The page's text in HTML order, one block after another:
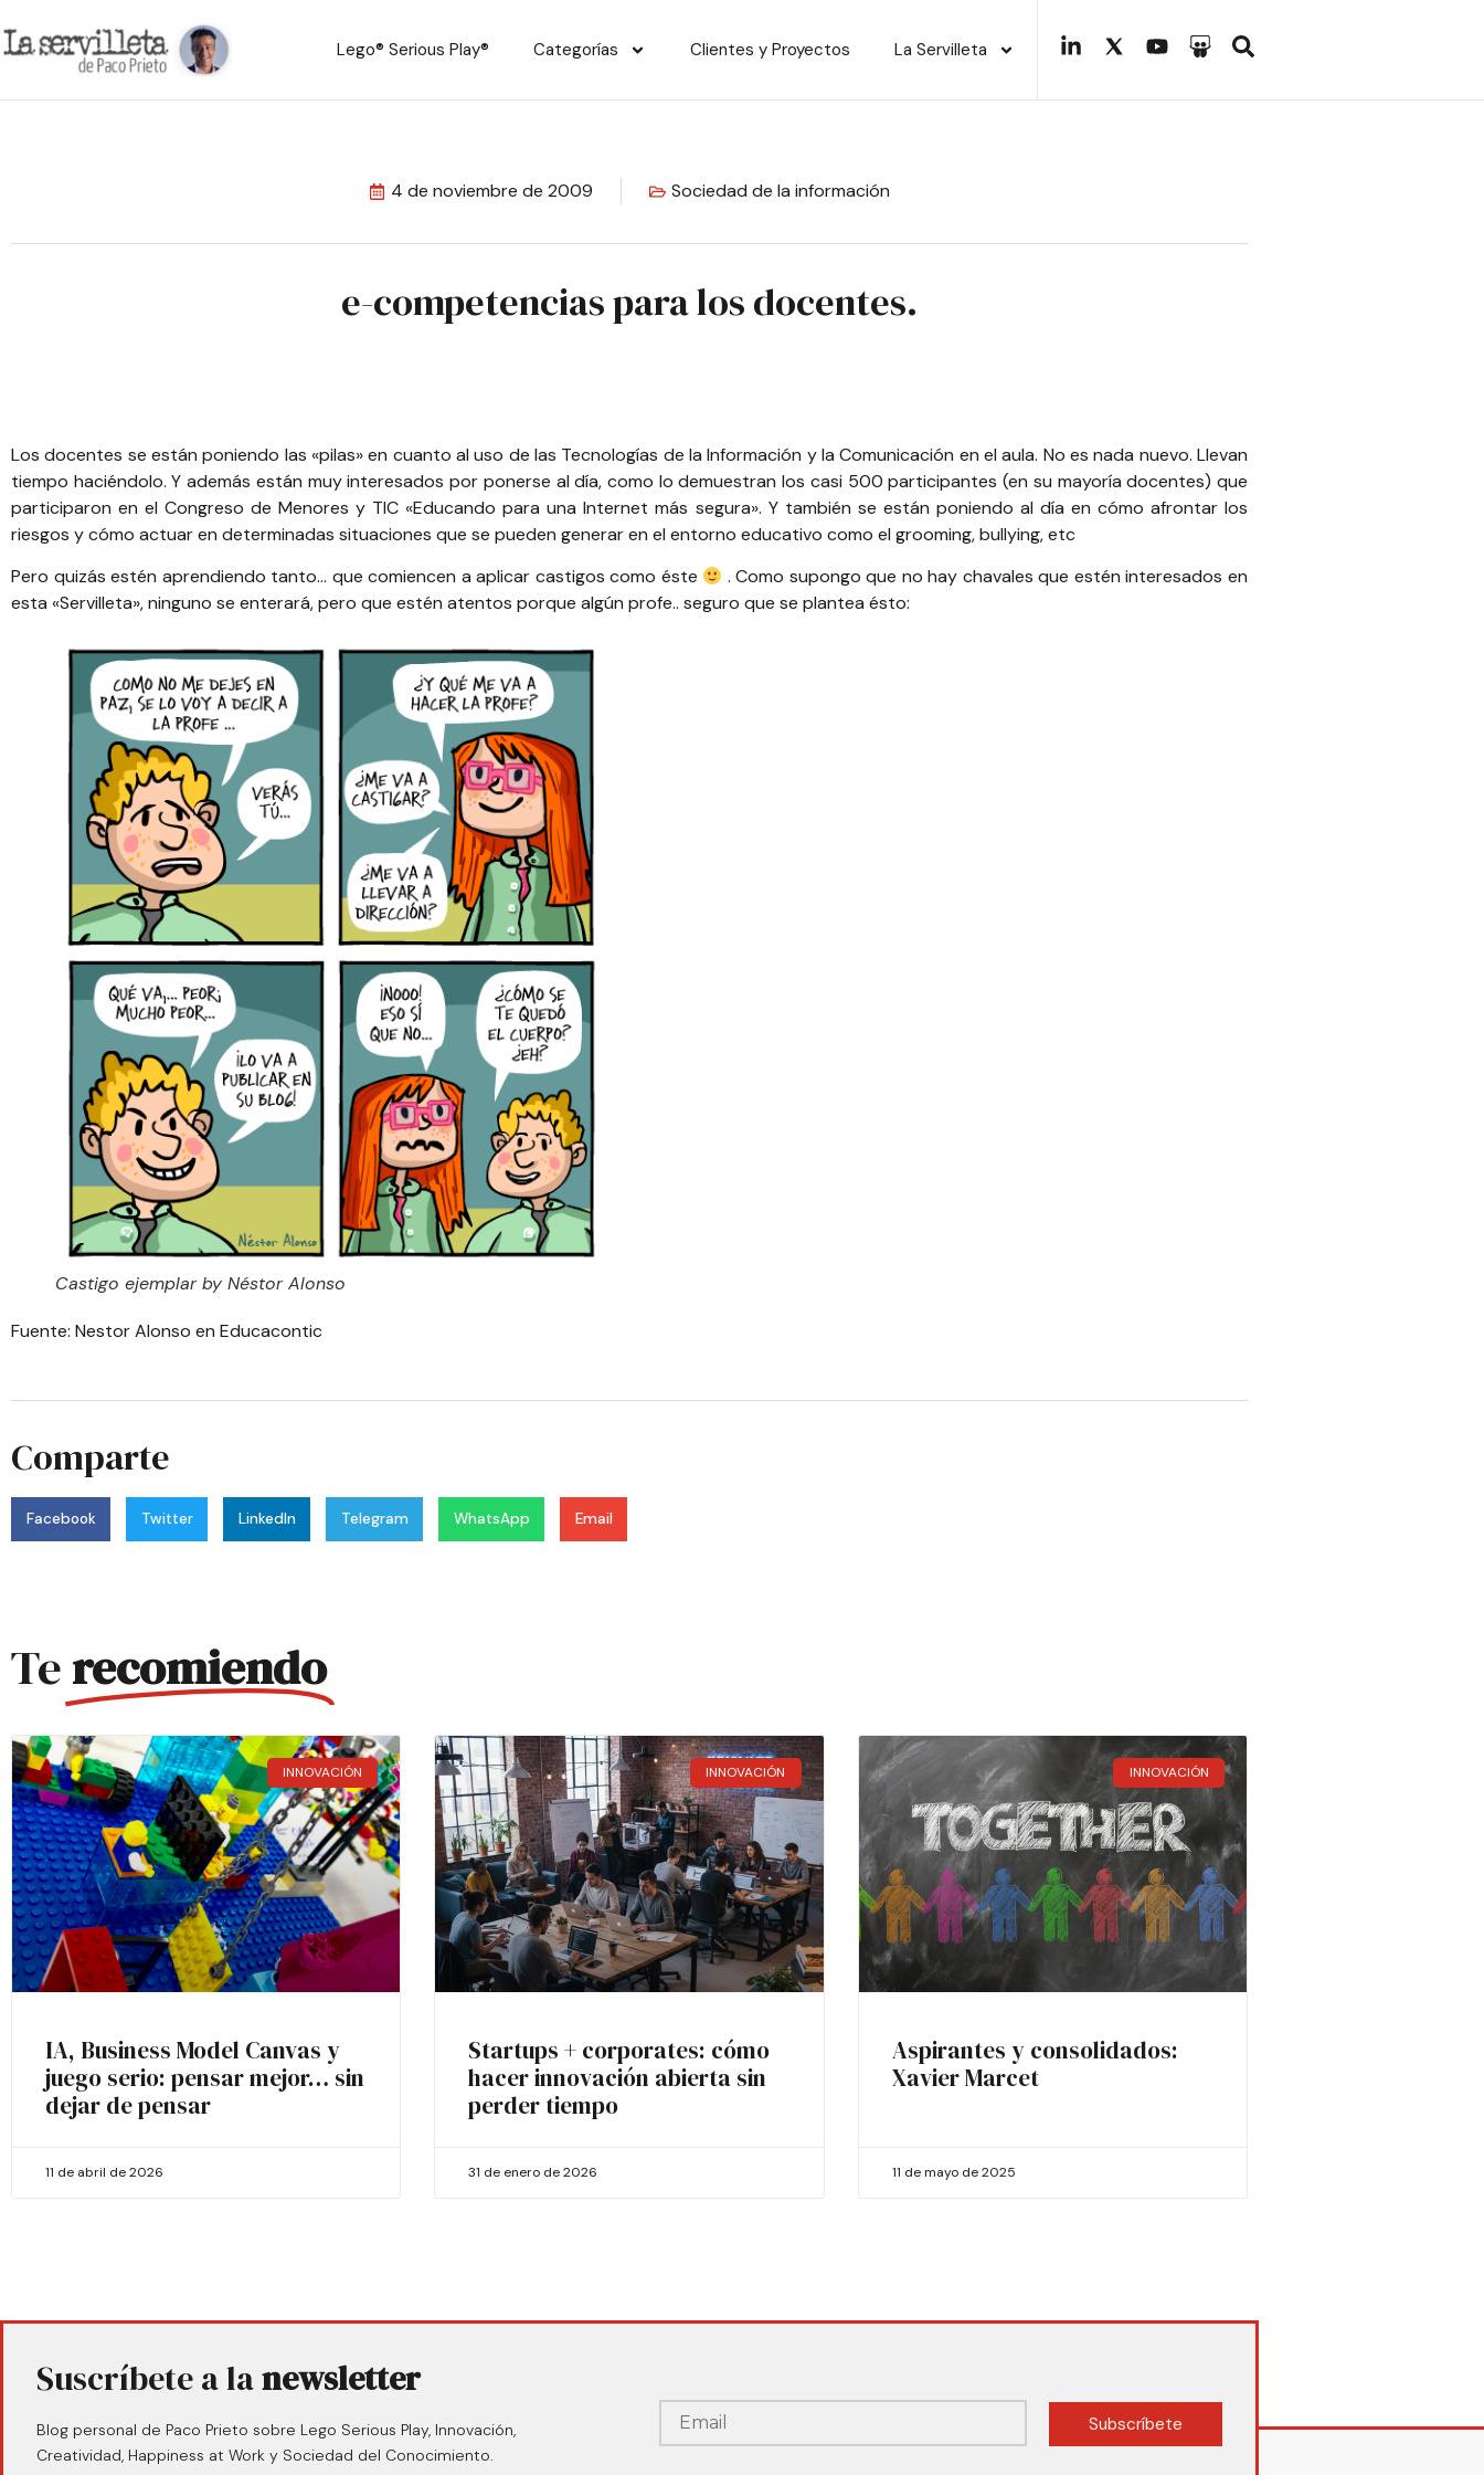
Lego® Serious Play® Categorías Clientes y Proyectos La Servilleta
4 de noviembre de 2009 Sociedad de la información
e-competencias para los docentes.
Los docentes se están poniendo las «pilas» en cuanto al uso de las Tecnologías de la Información y la Comunicación en el aula. No es nada nuevo. Llevan
tiempo haciéndolo. Y además están muy interesados por ponerse al día, como lo demuestran los casi 500 participantes (en su mayoría docentes) que
participaron en elCongreso de Menores y TIC «Educando para una Internet más segura». Y también se están poniendo al día en cómo afrontar los
riesgos y cómo actuar en determinadas situaciones que se pueden generar en el entorno educativo como el grooming, bullying, etc
Pero quizás estén aprendiendo tanto… que comiencen a aplicar castigos como éste
. Como supongo que no hay chavales que estén interesados en
esta «Servilleta», ninguno se enterará, pero que estén atentos porque algún profe.. seguro que se plantea ésto:
Castigo ejemplar by Néstor Alonso
Fuente: Nestor Alonso en Educacontic
Comparte
Facebook Twitter LinkedIn Telegram WhatsApp Email
Terecomiendo
INNOVACIÓN
IA, Business Model Canvas y
juego serio: pensar mejor… sin
dejar de pensar
11 de abril de 2026
INNOVACIÓN
Startups + corporates: cómo
hacer innovación abierta sin
perder tiempo
31 de enero de 2026
INNOVACIÓN
Aspirantes y consolidados:
Xavier Marcet
11 de mayo de 2025
Suscríbete a lanewsletter
Blog personal de Paco Prieto sobre Lego Serious Play, Innovación,
Creatividad, Happiness at Work y Sociedad del Conocimiento.
Subscríbete